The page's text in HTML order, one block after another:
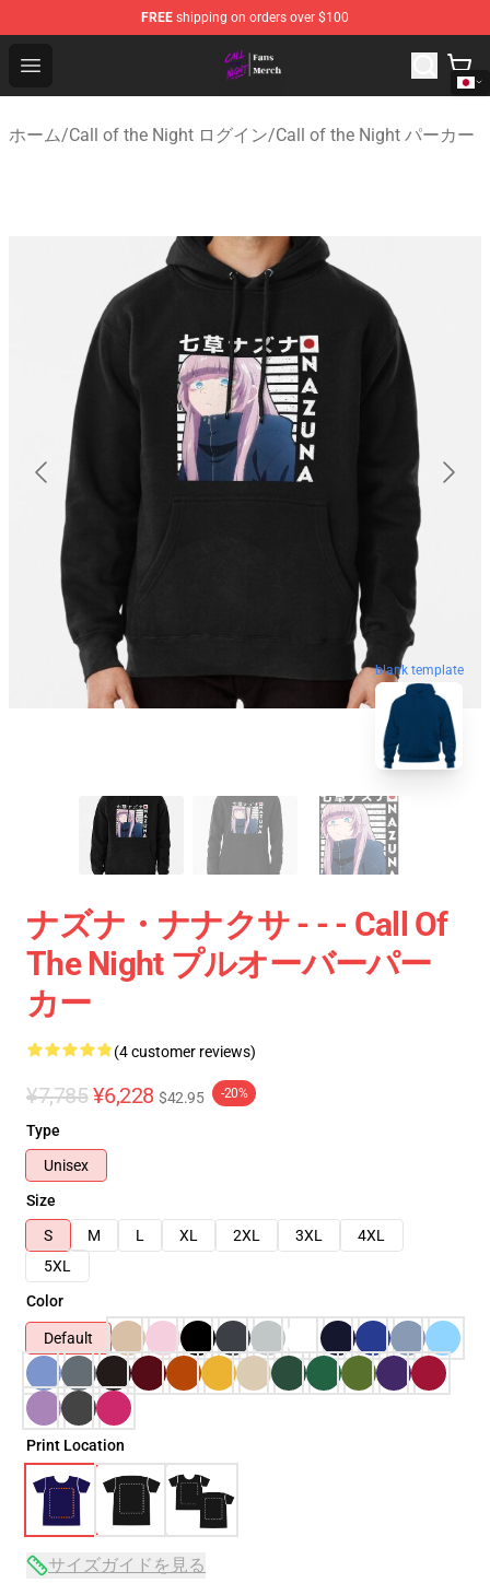
FREE shipping on orders over $100
Open menu
Call of the Night Store - Official Call of the Night
ホーム/Call of the Night ログイン/Call of the Night パーカー
blank template
ナズナ・ナナクサ - - - Call Of
The Night プルオーバーパー
カー
(4 customer reviews)
¥7,785 ¥6,228 $42.95 -20%
Type
Unisex
Size
S
M L XL 2XL 3XL
4XL
5XL
Color
Default
Print Location
サイズガイドを見る